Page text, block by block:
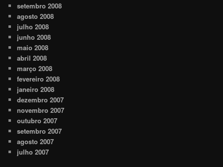
setembro 2008
agosto 2008
julho 2008
junho 2008
maio 2008
abril 2008
março 2008
fevereiro 2008
janeiro 2008
dezembro 2007
novembro 2007
outubro 2007
setembro 2007
agosto 2007
julho 2007